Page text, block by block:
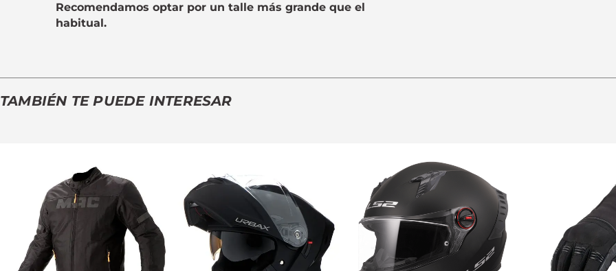
Recomendamos optar por un talle más grande que el
habitual.
TAMBIÉN TE PUEDE INTERESAR